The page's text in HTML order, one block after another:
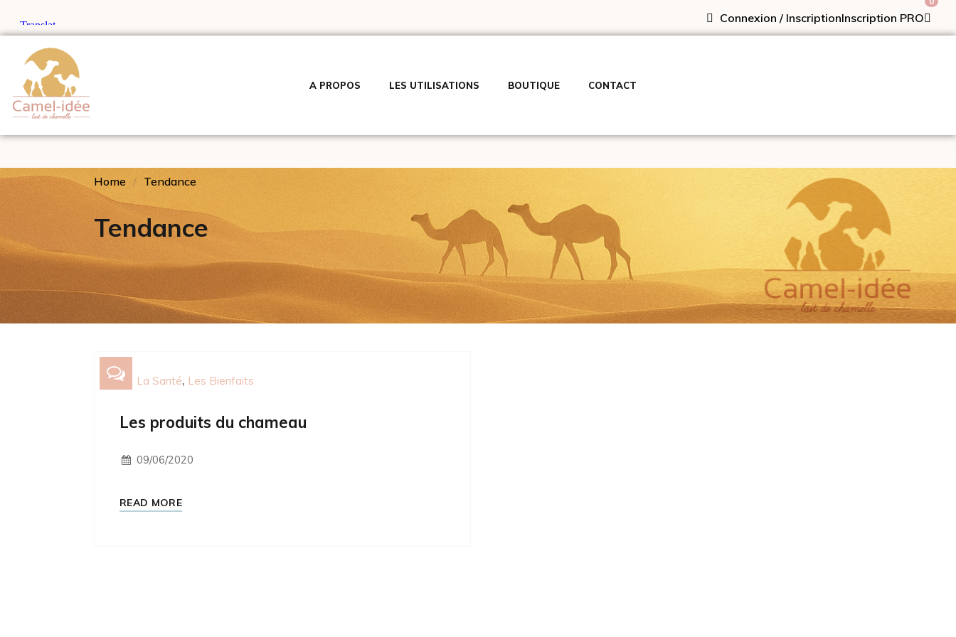
Connexion / InscriptionInscription PRO
A PROPOS LES UTILISATIONS BOUTIQUE CONTACT
Home Tendance
Tendance
La Santé Les Bienfaits
Les produits du chameau
09/06/2020
READ MORE